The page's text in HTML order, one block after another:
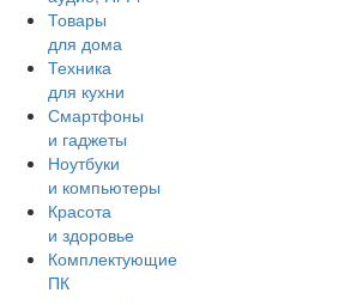
Товары
для дома
Техника
для кухни
Смартфоны
и гаджеты
Ноутбуки
и компьютеры
Красота
и здоровье
Комплектующие
ПК